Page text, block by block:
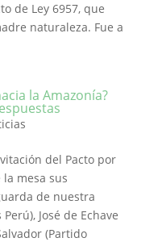
de Ley 6957, que
naturaleza. Fue a
la Amazonía?
del Pacto por
mesa sus
de nuestra
José de Echave
(Partido